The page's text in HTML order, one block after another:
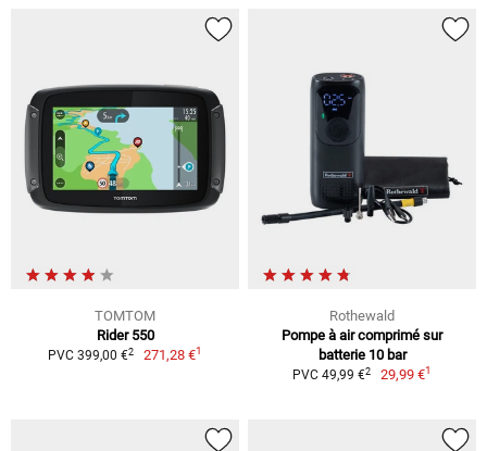
TOMTOM
Rider 550
PVC 399,00 €2 271,28 €1
Rothewald
Pompe à air comprimé sur
batterie 10 bar
PVC 49,99 €2 29,99 €1